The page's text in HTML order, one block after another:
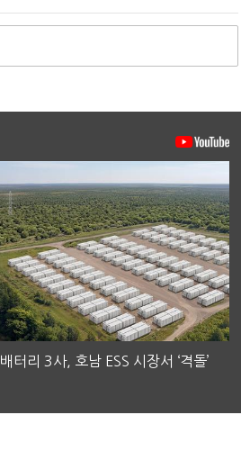
배터리 3사, 호남 ESS 시장서 ‘격돌’